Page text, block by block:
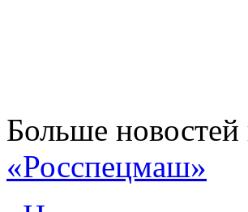
Больше новостей
«Росспецмаш»